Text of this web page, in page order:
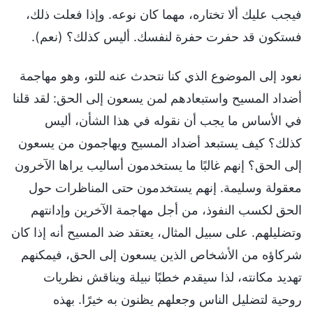
فيجب عليك ألا تختاره، مهما كان نوعه. وإذا فعلت ذلك،
فستكون قد حفرت حفرة لنفسك. أليس كذلك؟ (نعم).
نعود إلى الموضوع الذي كنا نتحدث عنه للتو، وهو مهاجمة
أضداد المسيح واستبعادهم لمن يسعون إلى الحق: لقد قلنا
في الأساس ما يجب أن نقوله في هذا الشأن، أليس
كذلك؟ كيف يستبعد أضداد المسيح ويهاجمون من يسعون
إلى الحق؟ إنهم غالبًا ما يستخدمون أساليب يراها الآخرون
معقولة وسليمة. إنهم يستخدمون حتى المناظرات حول
الحق لكسب النفوذ، من أجل مهاجمة الآخرين وإدانتهم
وتضليلهم. على سبيل المثال، يعتقد ضد المسيح أنه إذا كان
شركاؤه من الأشخاص الذين يسعون إلى الحق، فيمكنهم
تهديد مكانته، لذا سيقدم خطبًا نبيلة ويناقش نظريات
روحية لتضليل الناس وجعلهم يظنون به خيرًا. بهذه